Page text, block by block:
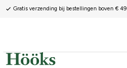
Gratis verzending bij bestellingen boven € 49